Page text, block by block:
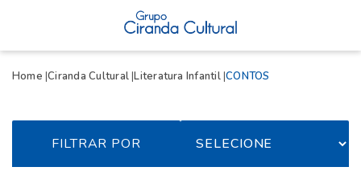
Home Ciranda Cultural Literatura Infantil CONTOS
FILTRAR POR